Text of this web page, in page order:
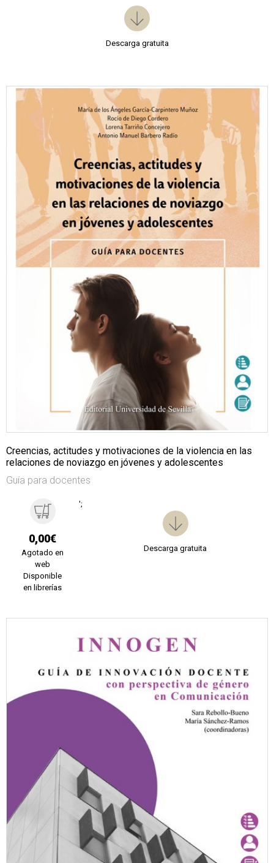
Descarga gratuita
Creencias, actitudes y motivaciones de la violencia en las
relaciones de noviazgo en jóvenes y adolescentes
Guía para docentes
0,00€
Agotado en
web
Disponible
en librerías
';
Descarga gratuita